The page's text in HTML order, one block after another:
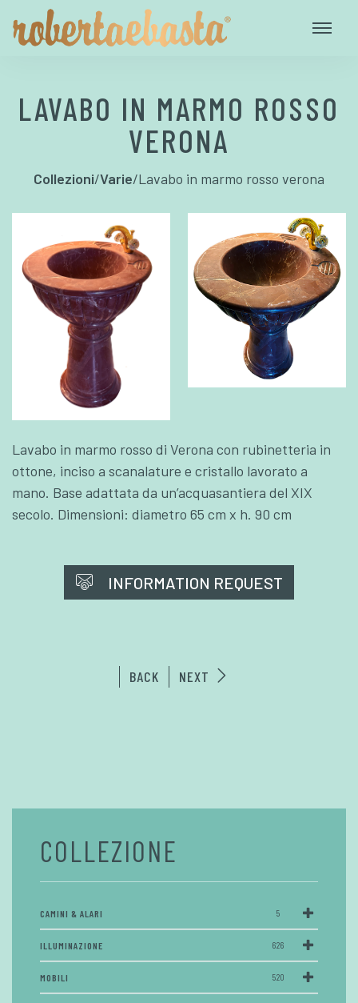
LAVABO IN MARMO ROSSO
VERONA
Collezioni/Varie/Lavabo in marmo rosso verona
Lavabo in marmo rosso di Verona con rubinetteria in
ottone, inciso a scanalature e cristallo lavorato a
mano. Base adattata da un’acquasantiera del XIX
secolo. Dimensioni: diametro 65 cm x h. 90 cm
INFORMATION REQUEST
BACK NEXT
COLLEZIONE
CAMINI & ALARI 5
ILLUMINAZIONE 626
MOBILI 520